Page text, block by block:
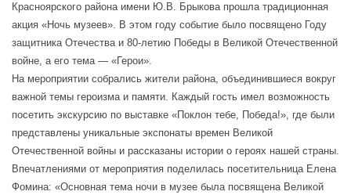
Красноярского района имени Ю.В. Брыкова прошла традиционная
акция «Ночь музеев». В этом году событие было посвящено Году
защитника Отечества и 80-летию Победы в Великой Отечественной
войне, а его тема — «Герои».
На мероприятии собрались жители района, объединившиеся вокруг
важной темы героизма и памяти. Каждый гость имел возможность
посетить экскурсию по выставке «Поклон тебе, Победа!», где были
представлены уникальные экспонаты времен Великой
Отечественной войны и рассказаны истории о героях нашей страны.
Впечатлениями от мероприятия поделилась посетительница Елена
Фомина: «Основная тема ночи в музее была посвящена Великой